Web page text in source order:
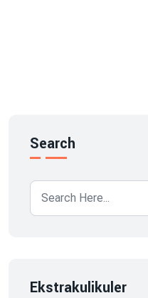
Search
Ekstrakulikuler